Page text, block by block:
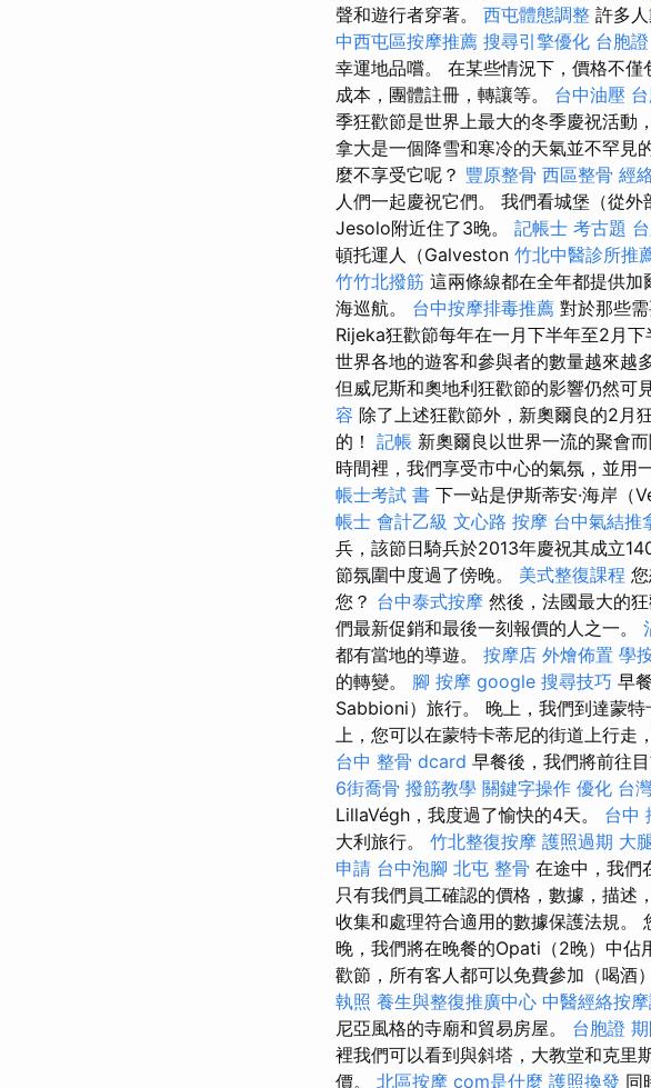
聲和遊行者穿著。 西屯體態調整 許多
中西屯區按摩推薦 搜尋引擎優化 台胞
幸運地品嚐。 在某些情況下，價格不
成本，團體註冊，轉讓等。 台中油壓
季狂歡節是世界上最大的冬季慶祝活動
拿大是一個降雪和寒冷的天氣並不罕見
麼不享受它呢？ 豐原整骨 西區整骨 經
人們一起慶祝它們。 我們看城堡（從外
Jesolo附近住了3晚。 記帳士 考古題
頓托運人（Galveston 竹北中醫診所推
竹竹北撥筋 這兩條線都在全年都提供加
海巡航。 台中按摩排毒推薦 對於那些
Rijeka狂歡節每年在一月下半年至2月下
世界各地的遊客和參與者的數量越來越
但威尼斯和奧地利狂歡節的影響仍然可
容 除了上述狂歡節外，新奧爾良的2月
的！ 記帳 新奧爾良以世界一流的聚會
時間裡，我們享受市中心的氣氛，並用
帳士考試 書 下一站是伊斯蒂安·海岸（
帳士 會計乙級 文心路 按摩 台中氣結推
兵，該節日騎兵於2013年慶祝其成立
節氛圍中度過了傍晚。 美式整復課程
您？ 台中泰式按摩 然後，法國最大的
們最新促銷和最後一刻報價的人之一。
都有當地的導遊。 按摩店 外燴佈置 學
的轉變。 腳 按摩 google 搜尋技巧 早
Sabbioni）旅行。 晚上，我們到達蒙特
上，您可以在蒙特卡蒂尼的街道上行走
台中 整骨 dcard 早餐後，我們將前往
6街喬骨 撥筋教學 關鍵字操作 優化 台
LillaVégh，我度過了愉快的4天。 台中
大利旅行。 竹北整復按摩 護照過期 大
申請 台中泡腳 北屯 整骨 在途中，我們
只有我們員工確認的價格，數據，描述
收集和處理符合適用的數據保護法規。
晚，我們將在晚餐的Opati（2晚）中佔
歡節，所有客人都可以免費參加（喝酒
執照 養生與整復推廣中心 中醫經絡按
尼亞風格的寺廟和貿易房屋。 台胞證
裡我們可以看到與斜塔，大教堂和克
價。 北區按摩 com是什麼 護照換發 同